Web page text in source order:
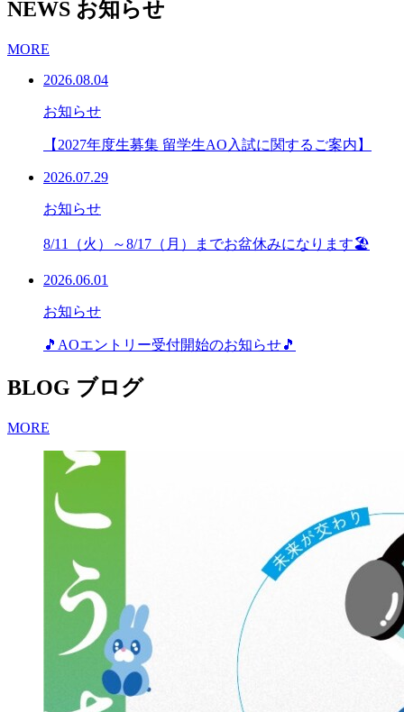
NEWS お知らせ
MORE
2026.08.04
お知らせ
【2027年度生募集 留学生AO入試に関するご案内】
2026.07.29
お知らせ
8/11（火）～8/17（月）までお盆休みになります🏖
2026.06.01
お知らせ
🎵AOエントリー受付開始のお知らせ🎵
BLOG ブログ
MORE